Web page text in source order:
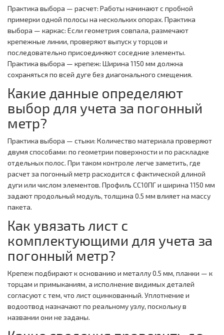
Практика выбора — расчет: Работы начинают с пробной
примерки одной полосы на нескольких опорах. Практика
выбора — каркас: Если геометрия совпала, размечают
крепежные линии, проверяют выпуск у торцов и
последовательно присоединяют соседние элементы.
Практика выбора — крепеж: Ширина 1150 мм должна
сохраняться по всей дуге без диагонального смещения.
Какие данные определяют
выбор для учета за погонный
метр?
Практика выбора — стыки: Количество материала проверяют
двумя способами: по геометрии поверхности и по раскладке
отдельных полос. При таком контроле легче заметить, где
расчет за погонный метр расходится с фактической длиной
дуги или числом элементов. Профиль СС10ПГ и ширина 1150 мм
задают продольный модуль, толщина 0.5 мм влияет на массу
пакета.
Как увязать лист с
комплектующими для учета за
погонный метр?
Крепеж подбирают к основанию и металлу 0.5 мм, планки — к
торцам и примыканиям, а исполнение видимых деталей
согласуют с тем, что лист оцинкованный. Уплотнение и
водоотвод назначают по реальному узлу, поскольку в
названии они не заданы.